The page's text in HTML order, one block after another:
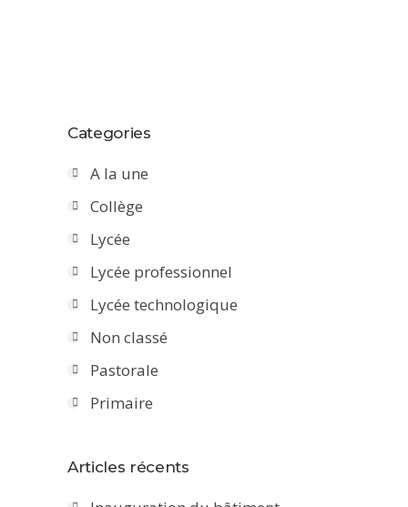
Categories
A la une
Collège
Lycée
Lycée professionnel
Lycée technologique
Non classé
Pastorale
Primaire
Articles récents